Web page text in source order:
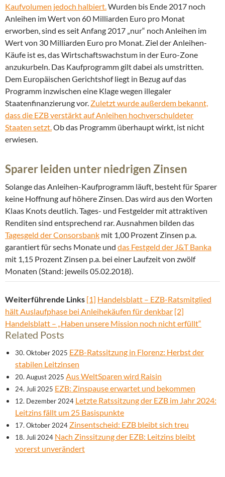
Kaufvolumen jedoch halbiert.Wurden bis Ende 2017 noch
Anleihen im Wert von 60 Milliarden Euro pro Monat
erworben, sind es seit Anfang 2017 „nur“ noch Anleihen im
Wert von 30 Milliarden Euro pro Monat. Ziel der Anleihen-
Käufe ist es, das Wirtschaftswachstum in der Euro-Zone
anzukurbeln. Das Kaufprogramm gilt dabei als umstritten.
Dem Europäischen Gerichtshof liegt in Bezug auf das
Programm inzwischen eine Klage wegen illegaler
Staatenfinanzierung vor. Zuletzt wurde außerdem bekannt,
dass die EZB verstärkt auf Anleihen hochverschuldeter
Staaten setzt.Ob das Programm überhaupt wirkt, ist nicht
erwiesen.
Sparer leiden unter niedrigen Zinsen
Solange das Anleihen-Kaufprogramm läuft, besteht für Sparer
keine Hoffnung auf höhere Zinsen. Das wird aus den Worten
Klaas Knots deutlich. Tages- und Festgelder mit attraktiven
Renditen sind entsprechend rar. Ausnahmen bilden das
Tagesgeld der Consorsbank mit 1,00 Prozent Zinsen p.a.
garantiert für sechs Monate und das Festgeld der J&T Banka
mit 1,15 Prozent Zinsen p.a. bei einer Laufzeit von zwölf
Monaten (Stand: jeweils 05.02.2018).
Weiterführende Links [1] Handelsblatt – EZB-Ratsmitglied
hält Auslaufphase bei Anleihekäufen für denkbar [2]
Handelsblatt – „Haben unsere Mission noch nicht erfüllt“
Related Posts
30. Oktober 2025 EZB-Ratssitzung in Florenz: Herbst der
stabilen Leitzinsen
20. August 2025 Aus WeltSparen wird Raisin
24. Juli 2025 EZB: Zinspause erwartet und bekommen
12. Dezember 2024 Letzte Ratssitzung der EZB im Jahr 2024:
Leitzins fällt um 25 Basispunkte
17. Oktober 2024 Zinsentscheid: EZB bleibt sich treu
18. Juli 2024 Nach Zinssitzung der EZB: Leitzins bleibt
vorerst unverändert